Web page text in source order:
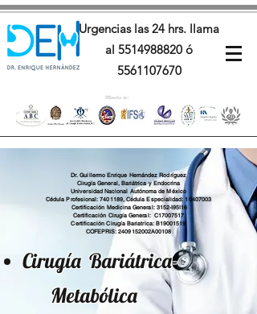
Urgencias las 24 hrs. llama
al 5514988820 ó
5561107670
Dr. Guillermo Enrique Hernández Rodríguez
Cirugía General, Bariátrica y Endocrina
Universidad Nacional Autónoma de México
Cédula Profesional:7401189, Cédula Especialidad:10407003
Certificación Medicina General: 3152-I95I16
Certificación Cirugía General: C17007517
Certificación Cirugía Bariatrica: B19001519
COFEPRIS: 2409152002A00108
Cirugía Bariátrica-
Metabólica